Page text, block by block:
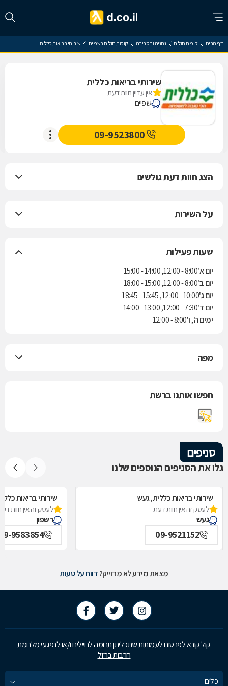
דף הבית קופות חולים נתניה והסביבה קופות חולים בשפיים שירותי בריאות כללית
שירותי בריאות כללית
אין עדיין חוות דעת
שפיים
09-9523800
הצג חוות דעת גולשים
על השירות
שעות פעילות
יום א'8:00 - 12:00, 14:00 - 15:00
יום ב'8:00 - 12:00, 15:00 - 18:00
יום ג'10:00 - 12:00, 15:45 - 18:45
יום ד'7:30 - 12:00, 13:00 - 14:00
ימים ה', ו'8:00 - 12:00
מפה
חפשו אותנו ברשת
סניפים
גלו את הסניפים הנוספים שלנו
שירותי בריאות כללית, געש
לעסק זה אין חוות דעת
געש
09-9521152
שירותי בריאות
לעסק זה אין חוות
רשפון
9583854
מצאת מידע לא מדוייק?דווח על טעות
קול קורא לפרסום לעמותות שתכליתן תרומה לחיילים ו/או לנפגעי מלחמת
חרבות ברזל
כלים